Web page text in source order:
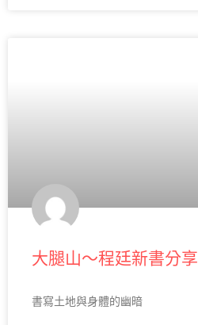
大腿山～程廷新書分享
書寫土地與身體的幽暗